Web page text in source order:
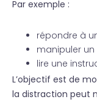
Par exemple :
répondre à
manipuler
lire une
L’objectif est de
la distraction peut